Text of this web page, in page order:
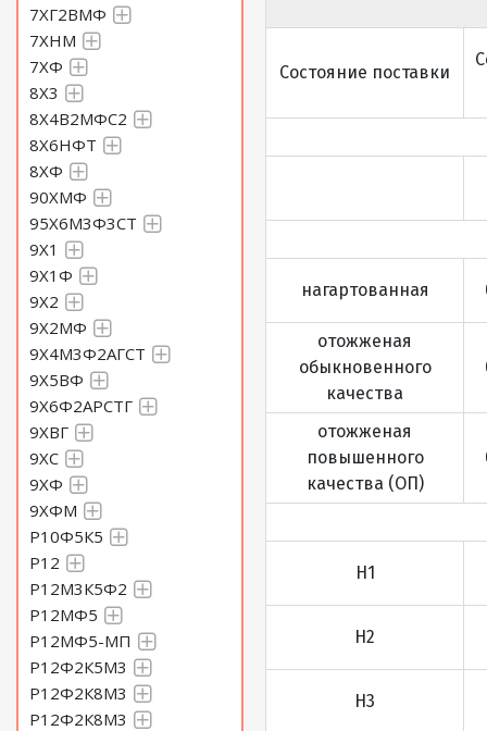
7ХГ2ВМФ
7ХНМ
7ХФ
8Х3
8Х4В2МФС2
8Х6НФТ
8ХФ
90ХМФ
95Х6М3Ф3СТ
9Х1
9Х1Ф
9Х2
9Х2МФ
9Х4М3Ф2АГСТ
9Х5ВФ
9Х6Ф2АРСТГ
9ХВГ
9ХС
9ХФ
9ХФМ
Р10Ф5К5
Р12
Р12М3К5Ф2
Р12МФ5
Р12МФ5-МП
Р12Ф2К5М3
Р12Ф2К8М3
Р12Ф2К8М3
Состояние поставки
нагартованная
отожженая
обыкновенного
качества
отожженая
повышенного
качества (ОП)
Н1
Н2
Н3